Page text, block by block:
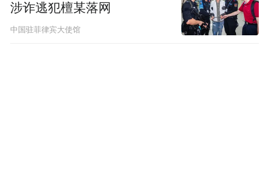
涉诈逃犯檀某落网
中国驻菲律宾大使馆